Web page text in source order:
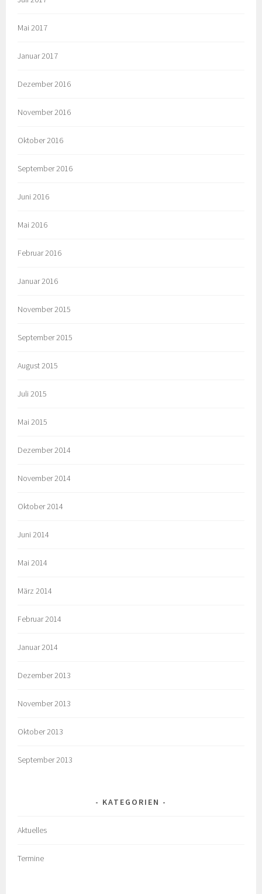
Mai 2017
Januar 2017
Dezember 2016
November 2016
Oktober 2016
September 2016
Juni 2016
Mai 2016
Februar 2016
Januar 2016
November 2015
September 2015
August 2015
Juli 2015
Mai 2015
Dezember 2014
November 2014
Oktober 2014
Juni 2014
Mai 2014
März 2014
Februar 2014
Januar 2014
Dezember 2013
November 2013
Oktober 2013
September 2013
KATEGORIEN
Aktuelles
Termine